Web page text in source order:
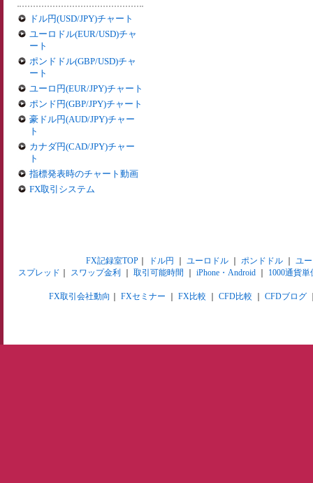
ドル円(USD/JPY)チャート
ユーロドル(EUR/USD)チャ
ート
ポンドドル(GBP/USD)チャ
ート
ユーロ円(EUR/JPY)チャート
ポンド円(GBP/JPY)チャート
豪ドル円(AUD/JPY)チャー
ト
カナダ円(CAD/JPY)チャー
ト
指標発表時のチャート動画
FX取引システム
FX記録室TOP｜ ドル円 ユーロドル｜ ポンドドル｜ ユ
スプレッド
スワップ金利 取引可能時間 iPhone・Android 1000通貨単
FX取引会社動向 FXセミナー FX比較 CFD比較 CFDブログ